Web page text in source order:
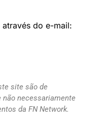
do e-mail:
site são de
necessariamente
da FN Network.